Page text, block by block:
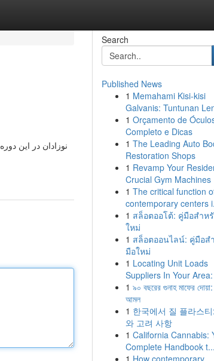
نوزادان در این
Search
Published News
1 Memahami Kisi-kisi
Galvanis: Tuntunan
1 Orçamento de
Completo e Dicas
1 The Leading Auto
Restoration Shops
1 Revamp Your
Crucial Gym Machines
1 The critical function
contemporary centers
1 สล็อตออโต้: คู่มือสำห
ใหม่
1 สล็อตออนไลน์: คู่มือส
มือใหม่
1 Locating Unit Loads
Suppliers In Your
1 ৯০ বছরের গুনাহ মাফের
আমল
1 한국에서 질 플라스
와 고려 사항
1 California Cannabis:
Complete Handbook t...
1 How contemporary